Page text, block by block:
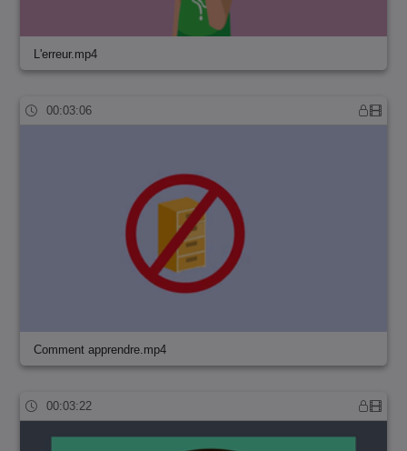
L'erreur.mp4
00:03:06
Comment apprendre.mp4
00:03:22